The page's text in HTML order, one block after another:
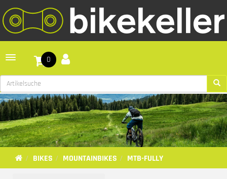
Toggle navigation
0
BIKES MOUNTAINBIKES MTB-FULLY